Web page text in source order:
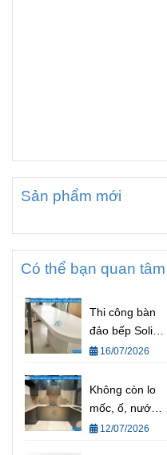
Sản phẩm mới
Có thể bạn quan tâm
Thi công bàn
đảo bếp Solid
Surface liền
đại cho mọi
không gian
16/07/2026
Không còn lo
mốc, ố, nước
thấm vào đá –
12/07/2026